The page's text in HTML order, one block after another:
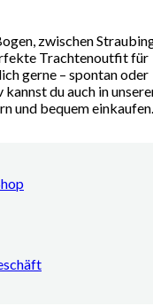
zwischen
Trachtenoutfit für
gerne – spontan oder
du auch in
und bequem einkaufen.